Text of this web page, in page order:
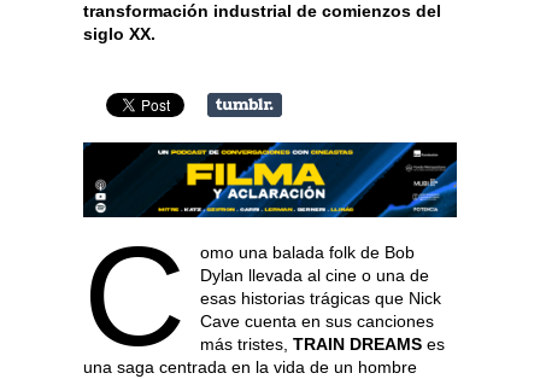
transformación industrial de comienzos del
siglo XX.
C
omo una balada folk de Bob
Dylan llevada al cine o una de
esas historias trágicas que Nick
Cave cuenta en sus canciones
más tristes, TRAIN DREAMSes
una saga centrada en la vida de un hombre